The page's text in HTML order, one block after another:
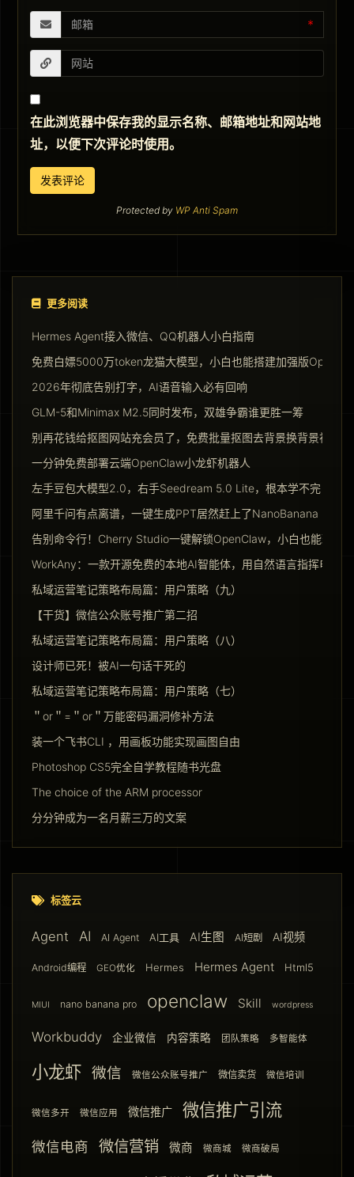
*
在此浏览器中保存我的显示名称、邮箱地址和网站地
址，以便下次评论时使用。
Protected by WP Anti Spam
更多阅读
Hermes Agent接入微信、QQ机器人小白指南
免费白嫖5000万token龙猫大模型，小白也能搭建加强版
2026年彻底告别打字，AI语音输入必有回响
GLM-5和Minimax M2.5同时发布，双雄争霸谁更胜一筹
别再花钱给抠图网站充会员了，免费批量抠图去背景换背景神器
一分钟免费部署云端OpenClaw小龙虾机器人
左手豆包大模型2.0，右手Seedream 5.0 Lite，根本学不完
阿里千问有点离谱，一键生成PPT居然赶上了NanoBanana Pro
告别命令行！Cherry Studio一键解锁OpenClaw，小白也能玩转
WorkAny：一款开源免费的本地AI智能体，用自然语言指挥电脑
私域运营笔记策略布局篇：用户策略（九）
【干货】微信公众账号推广第二招
私域运营笔记策略布局篇：用户策略（八）
设计师已死！被AI一句话干死的
私域运营笔记策略布局篇：用户策略（七）
＂or＂=＂or＂万能密码漏洞修补方法
装一个飞书CLI ，用画板功能实现画图自由
Photoshop CS5完全自学教程随书光盘
The choice of the ARM processor
分分钟成为一名月薪三万的文案
标签云
Agent AI AI Agent AI工具 AI生图 AI短剧 AI视频
Android编程 GEO优化 Hermes Hermes Agent Html5
MIUI nano banana pro openclaw Skill wordpress
Workbuddy 企业微信 内容策略 团队策略 多智能体
小龙虾 微信 微信公众账号推广 微信卖货 微信培训
微信多开 微信应用 微信推广 微信推广引流
微信电商 微信营销 微商 微商城 微商破局